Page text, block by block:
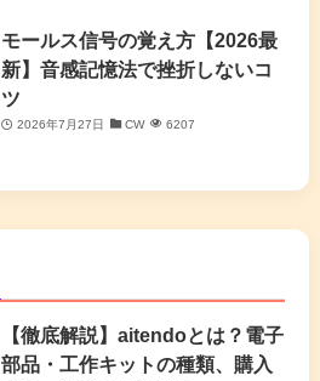
モールス信号の覚え方【2026最
新】音感記憶法で挫折しないコ
ツ
2026年7月27日 CW 6207
【徹底解説】aitendoとは？電子
部品・工作キットの種類、購入